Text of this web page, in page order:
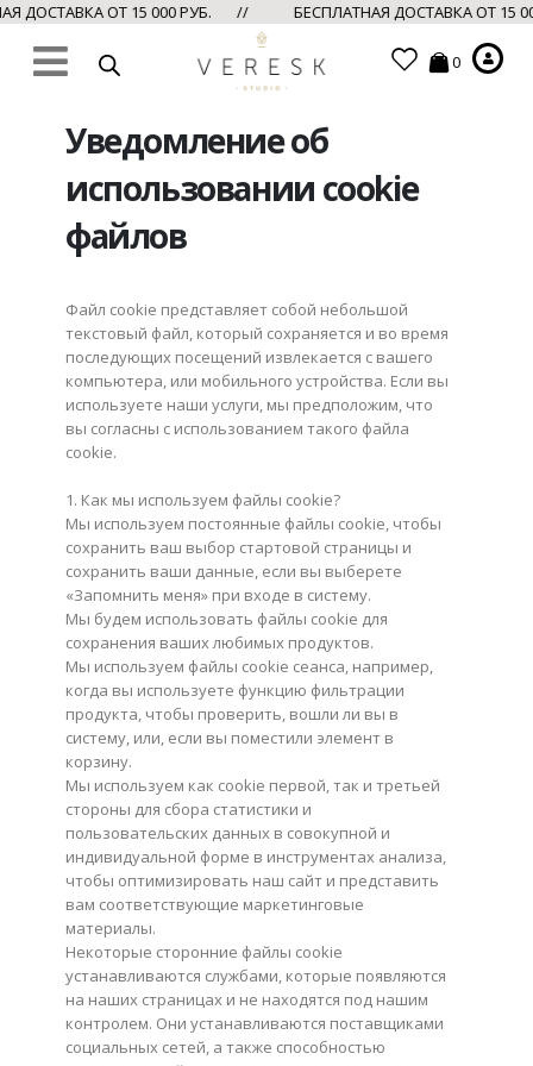
ДОСТАВКА ОТ 15 000 РУБ. // БЕСПЛАТНАЯ ДОСТАВКА ОТ 15
0
Уведомление об
использовании cookie
файлов
Файл cookie представляет собой небольшой
текстовый файл, который сохраняется и во время
последующих посещений извлекается с вашего
компьютера, или мобильного устройства. Если вы
используете наши услуги, мы предположим, что
вы согласны с использованием такого файла
cookie.
1. Как мы используем файлы cookie?
Мы используем постоянные файлы cookie, чтобы
сохранить ваш выбор стартовой страницы и
сохранить ваши данные, если вы выберете
«Запомнить меня» при входе в систему.
Мы будем использовать файлы cookie для
сохранения ваших любимых продуктов.
Мы используем файлы cookie сеанса, например,
когда вы используете функцию фильтрации
продукта, чтобы проверить, вошли ли вы в
систему, или, если вы поместили элемент в
корзину.
Мы используем как cookie первой, так и третьей
стороны для сбора статистики и
пользовательских данных в совокупной и
индивидуальной форме в инструментах анализа,
чтобы оптимизировать наш сайт и представить
вам соответствующие маркетинговые
материалы.
Некоторые сторонние файлы cookie
устанавливаются службами, которые появляются
на наших страницах и не находятся под нашим
контролем. Они устанавливаются поставщиками
социальных сетей, а также способностью